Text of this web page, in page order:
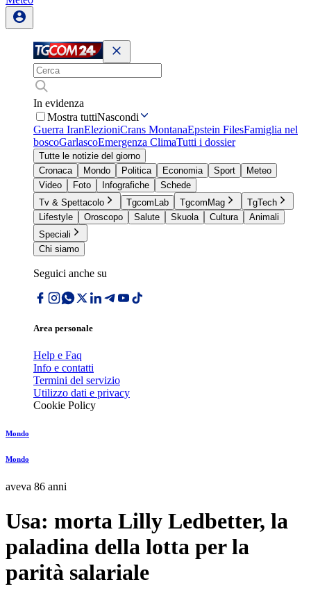
In evidenza
Mostra tuttiNascondi
Guerra IranElezioniCrans MontanaEpstein FilesFamiglia nel
boscoGarlascoEmergenza ClimaTutti i dossier
Tutte le notizie del giorno
Cronaca
Mondo Politica Economia Sport
Meteo
Video
Foto Infografiche
Schede
Tv & Spettacolo
TgcomLab TgcomMag
TgTech
Lifestyle
Oroscopo Salute Skuola Cultura
Animali
Speciali
Chi siamo
Seguici anche su
Area personale
Help e Faq
Info e contatti
Termini del servizio
Utilizzo dati e privacy
Cookie Policy
Mondo
Mondo
aveva 86 anni
Usa: morta Lilly Ledbetter, la
paladina della lotta per la
parità salariale